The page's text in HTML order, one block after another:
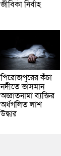
জীবিকা নির্বাহ
পিরোজপুরের কঁচা
নদীতে ভাসমান
অজ্ঞাতনামা ব্যক্তির
অর্ধগলিত লাশ
উদ্ধার